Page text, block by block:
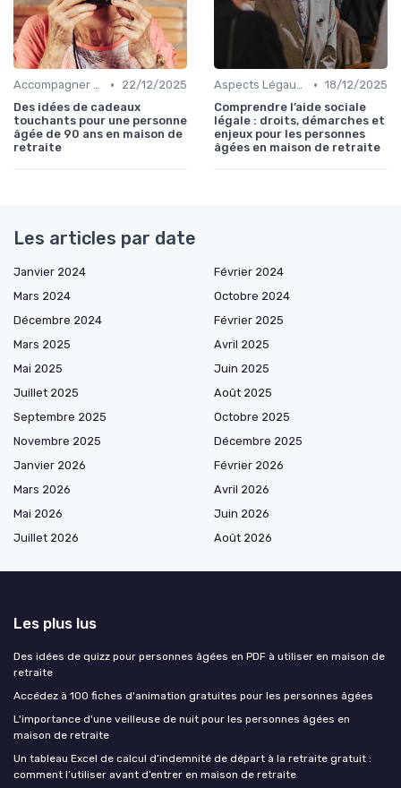
Accompagner un Proche en Maison de Retraite •
22/12/2025
Des idées de cadeaux
touchants pour une personne
âgée de 90 ans en maison de
retraite
Aspects Légaux et Administratifs • 18/12/2025
Comprendre l’aide sociale
légale : droits, démarches et
enjeux pour les personnes
âgées en maison de retraite
Les articles par date
Janvier 2024
Février 2024
Mars 2024
Octobre 2024
Décembre 2024
Février 2025
Mars 2025
Avril 2025
Mai 2025
Juin 2025
Juillet 2025
Août 2025
Septembre 2025
Octobre 2025
Novembre 2025
Décembre 2025
Janvier 2026
Février 2026
Mars 2026
Avril 2026
Mai 2026
Juin 2026
Juillet 2026
Août 2026
Les plus lus
Des idées de quizz pour personnes âgées en PDF à utiliser en maison de
retraite
Accédez à 100 fiches d'animation gratuites pour les personnes âgées
L'importance d'une veilleuse de nuit pour les personnes âgées en
maison de retraite
Un tableau Excel de calcul d’indemnité de départ à la retraite gratuit :
comment l’utiliser avant d’entrer en maison de retraite